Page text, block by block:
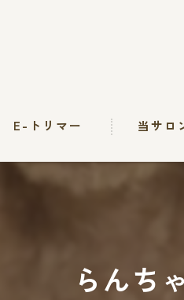
E-トリマー 当サロ
出張
らんち